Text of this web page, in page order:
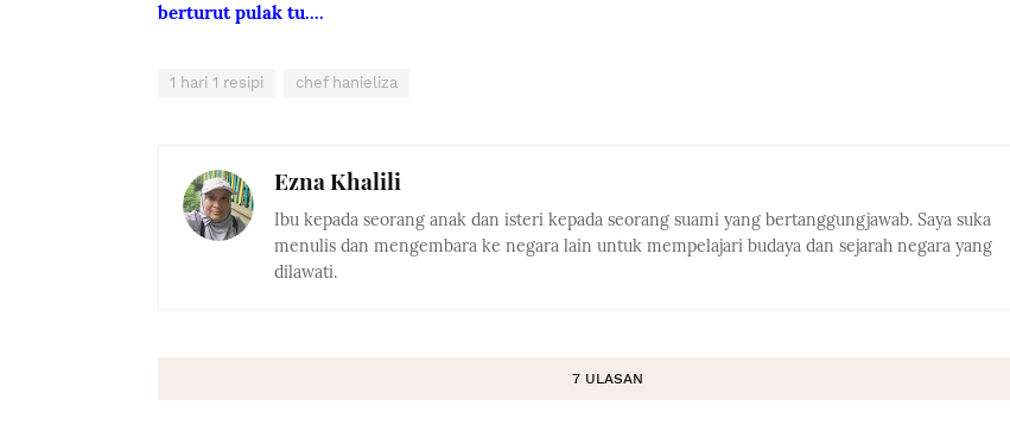
berturut pulak tu....
1 hari 1 resipi chef hanieliza
Ezna Khalili
Ibu kepada seorang anak dan isteri kepada seorang suami yang bertanggungjawab. Saya suka
menulis dan mengembara ke negara lain untuk mempelajari budaya dan sejarah negara yang
dilawati.
7 ULASAN